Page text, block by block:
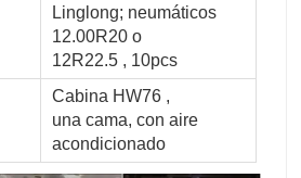
Linglong; neumáticos
12.00R20 o
12R22.5 , 10pcs
Cabina HW76 ,
una cama, con aire
acondicionado